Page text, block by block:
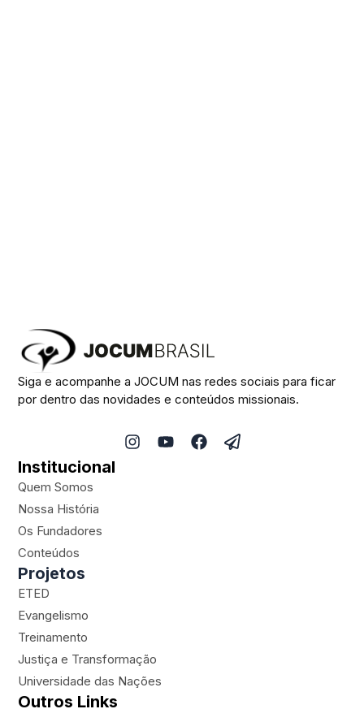
Siga e acompanhe a JOCUM nas redes sociais para ficar
por dentro das novidades e conteúdos missionais.
I
n
Y
o
F
a
P
a
Institucional
Quem Somos
Nossa História
Os Fundadores
Conteúdos
Projetos
ETED
Evangelismo
Treinamento
Justiça e Transformação
Universidade das Nações
Outros Links